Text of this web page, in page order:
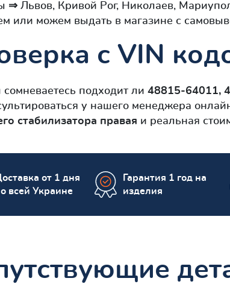
⇒ Львов, Кривой Рог, Николаев,
или можем выдать в магазине с
с VIN
подходит ли 48815-64011,
у нашего менеджера
стабилизатора правая и реальная
от 1 дня
всей Украине
Гарантия 1 год на
изделия